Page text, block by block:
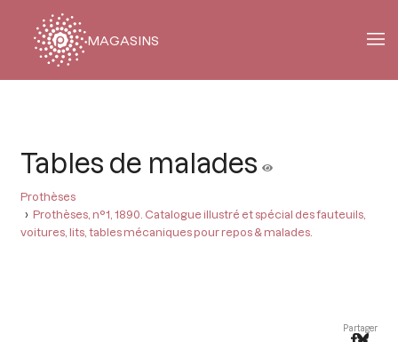
MAGASINS
Tables de malades
Prothèses
Prothèses, n°1, 1890. Catalogue illustré et spécial des fauteuils,
voitures, lits, tables mécaniques pour repos & malades.
Partager